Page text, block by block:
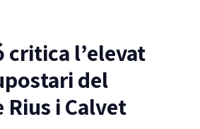
critica l’elevat
del
i Calvet